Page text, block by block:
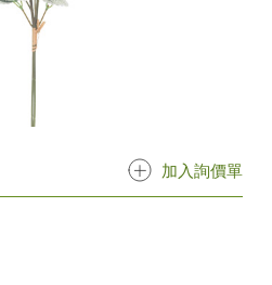
加入詢價單